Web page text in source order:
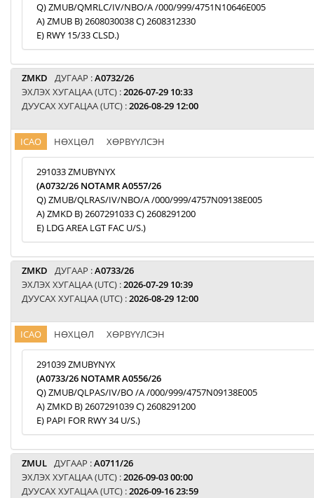
Q) ZMUB/QMRLC/IV/NBO/A /000/999/4751N10646E005
A) ZMUB B) 2608030038 C) 2608312330
E) RWY 15/33 CLSD.)
ZMKD ДУГААР :A0732/26
ЭХЛЭХ ХУГАЦАА (UTC) :2026-07-29 10:33
ДУУСАХ ХУГАЦАА (UTC) :2026-08-29 12:00
ICAO НӨХЦӨЛ ХӨРВҮҮЛСЭН
291033 ZMUBYNYX
(A0732/26 NOTAMR A0557/26
Q) ZMUB/QLRAS/IV/NBO/A /000/999/4757N09138E005
A) ZMKD B) 2607291033 C) 2608291200
E) LDG AREA LGT FAC U/S.)
ZMKD ДУГААР :A0733/26
ЭХЛЭХ ХУГАЦАА (UTC) :2026-07-29 10:39
ДУУСАХ ХУГАЦАА (UTC) :2026-08-29 12:00
ICAO НӨХЦӨЛ ХӨРВҮҮЛСЭН
291039 ZMUBYNYX
(A0733/26 NOTAMR A0556/26
Q) ZMUB/QLPAS/IV/BO /A /000/999/4757N09138E005
A) ZMKD B) 2607291039 C) 2608291200
E) PAPI FOR RWY 34 U/S.)
ZMUL ДУГААР :A0711/26
ЭХЛЭХ ХУГАЦАА (UTC) :2026-09-03 00:00
ДУУСАХ ХУГАЦАА (UTC) :2026-09-16 23:59